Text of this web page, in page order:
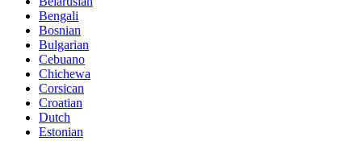
Bengali
Bosnian
Bulgarian
Cebuano
Chichewa
Corsican
Croatian
Dutch
Estonian